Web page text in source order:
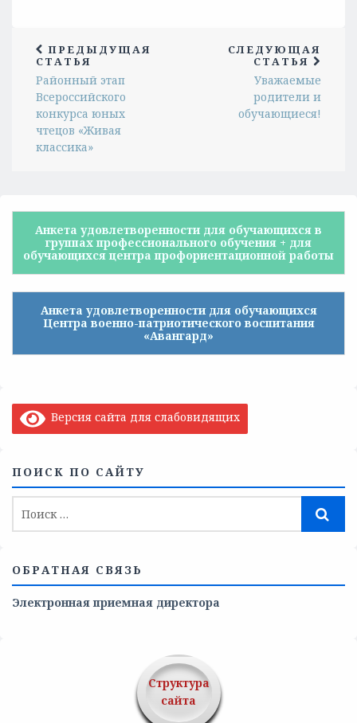
ПРЕДЫДУЩАЯ
СТАТЬЯ
Районный этап
Всероссийского
конкурса юных
чтецов «Живая
классика»
СЛЕДУЮЩАЯ
СТАТЬЯ
Уважаемые
родители и
обучающиеся!
Анкета удовлетворенности для обучающихся в
группах профессионального обучения + для
обучающихся центра профориентационной работы
Анкета удовлетворенности для обучающихся
Центра военно-патриотического воспитания
«Авангард»
Версия сайта для слабовидящих
ПОИСК ПО САЙТУ
ОБРАТНАЯ СВЯЗЬ
Электронная приемная директора
Структура
сайта